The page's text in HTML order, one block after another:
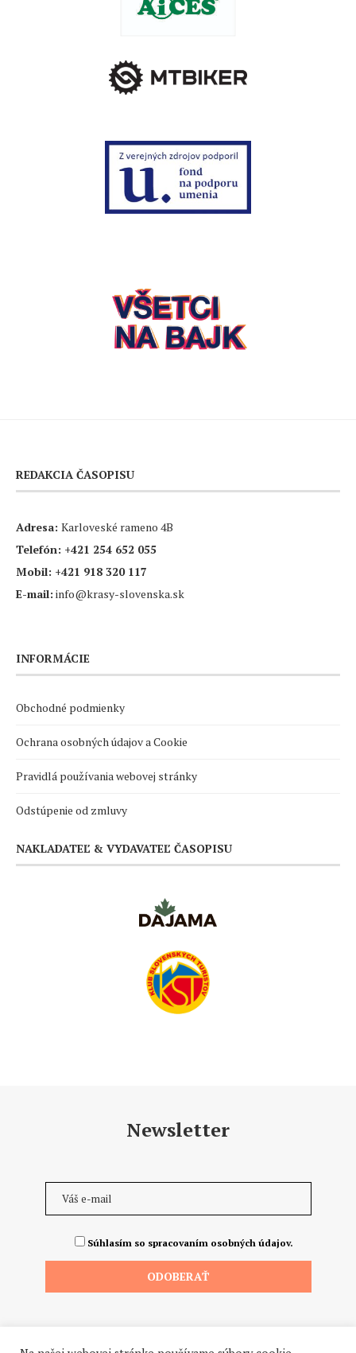
REDAKCIA ČASOPISU
Adresa: Karloveské rameno 4B
Telefón: +421 254 652 055
Mobil: +421 918 320 117
E-mail: info@krasy-slovenska.sk
INFORMÁCIE
Obchodné podmienky
Ochrana osobných údajov a Cookie
Pravidlá používania webovej stránky
Odstúpenie od zmluvy
NAKLADATEĽ & VYDAVATEĽ ČASOPISU
Newsletter
Súhlasím so spracovaním osobných údajov.